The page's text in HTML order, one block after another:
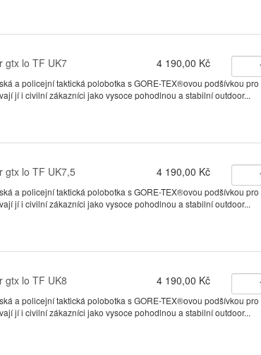
gtx lo TF UK7
4 190,00 Kč
a policejní taktická polobotka s GORE-TEX®ovou podšívkou
jí i civilní zákazníci jako vysoce pohodlnou a stabilní outdoor...
gtx lo TF UK7,5
4 190,00 Kč
a policejní taktická polobotka s GORE-TEX®ovou podšívkou
jí i civilní zákazníci jako vysoce pohodlnou a stabilní outdoor...
gtx lo TF UK8
4 190,00 Kč
a policejní taktická polobotka s GORE-TEX®ovou podšívkou
jí i civilní zákazníci jako vysoce pohodlnou a stabilní outdoor...